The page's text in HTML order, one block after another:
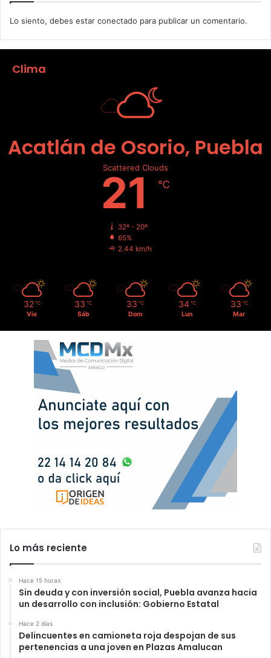
Lo siento, debes estar conectado para publicar un comentario.
Clima
Acatlán de Osorio, Puebla
Scattered Clouds
21 ℃
32º - 20º
65%
2.44 km/h
32 ℃
Vie
33 ℃
Sáb
33 ℃
Dom
34 ℃
Lun
33 ℃
Mar
Lo más reciente
Hace 15 horas
Sin deuda y con inversión social, Puebla avanza hacia
un desarrollo con inclusión: Gobierno Estatal
Hace 2 días
Delincuentes en camioneta roja despojan de sus
pertenencias a una joven en Plazas Amalucan